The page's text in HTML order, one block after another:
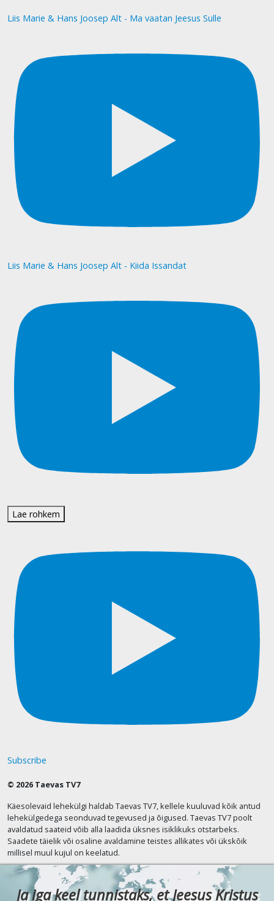
Liis Marie & Hans Joosep Alt - Ma vaatan Jeesus Sulle
Liis Marie & Hans Joosep Alt - Kiida Issandat
Lae rohkem
Subscribe
© 2026 Taevas TV7
Käesolevaid lehekülgi haldab Taevas TV7, kellele kuuluvad kõik antud
lehekülgedega seonduvad tegevused ja õigused. Taevas TV7 poolt
avaldatud saateid võib alla laadida üksnes isiklikuks otstarbeks.
Saadete täielik või osaline avaldamine teistes allikates või ükskõik
millisel muul kujul on keelatud.
Ja iga keel tunnistaks, et Jeesus Kristus